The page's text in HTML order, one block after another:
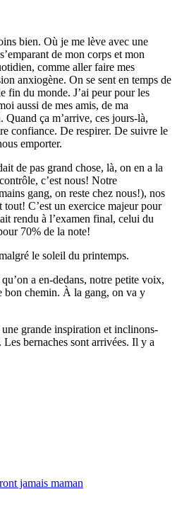
bien. Où je me lève avec une
de mon corps et mon
comme aller faire mes
anxiogène. On se sent en temps de
fin du monde. J’ai peur pour les
aussi de mes amis, de ma
ça m’arrive, ces jours-là,
confiance. De respirer. De suivre le
emporter.
de pas grand chose, là, on en a la
c’est nous! Notre
gang, on reste chez nous!), nos
C’est un exercice majeur pour
rendu à l’examen final, celui du
70% de la note!
le soleil du printemps.
a en-dedans, notre petite voix,
bon chemin. À la gang, on va y
grande inspiration et inclinons-
bernaches sont arrivées. Il y a
jamais maman